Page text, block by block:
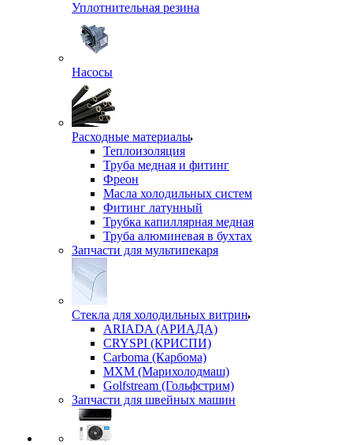
Уплотнительная резина
Насосы
Расходные материалы
Теплоизоляция
Труба медная и фитинг
Фреон
Масла холодильных систем
Фитинг латунный
Трубка капиллярная медная
Труба алюминевая в бухтах
Запчасти для мультипекаря
Стекла для холодильных витрин
ARIADA (АРИАДА)
CRYSPI (КРИСПИ)
Carboma (Карбома)
MXM (Марихолодмаш)
Golfstream (Гольфстрим)
Запчасти для швейных машин